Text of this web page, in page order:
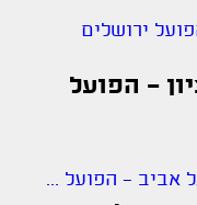
לציון - הפועל